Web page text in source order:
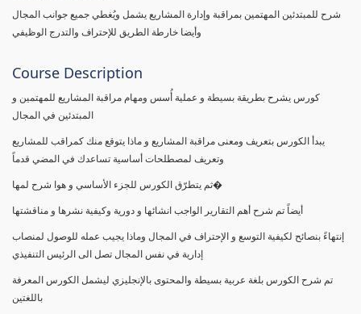
شرح للمبتدئين المهتمين بمراقبة وإدارة المشاريع يشمل ويُغطي جميع جوانب المجال
وأيضا خارطة الطريق للإحتراف والتدرج الوظيفي
Course Description
كورس يشرح بطريقة بسيطة و عملية أُسس ومهام مراقبة المشاريع للمهتمين و
المبتدئين في المجال
يبدأ الكورس بتعريف ومعنى مراقبة المشاريع و ماذا يتوقع منك كمراقب للمشاريع
وتعريف لمصطلحات أساسية تساعدك في المضي قدماً
ثم يتطرّق الكورس للجزء الأساسي و هوا شرح لمها�
أيضاً تم شرح أهم التقارير الواجب انشائها و دورية وكيفية نشرها و مناقشتها
إنتهاءً بنصائح لكيفية التوسع و الإحتراف في المجال وماذا يجيب عمله للوصول لمنصاب
إدارية في نفس المجال تصل الى الرئيس التنفيذي
تم شرح الكورس بلغة عربية بسيطة والمحتوى بالإنجليزي ليشمل الكورس المعرفة
باللغتين